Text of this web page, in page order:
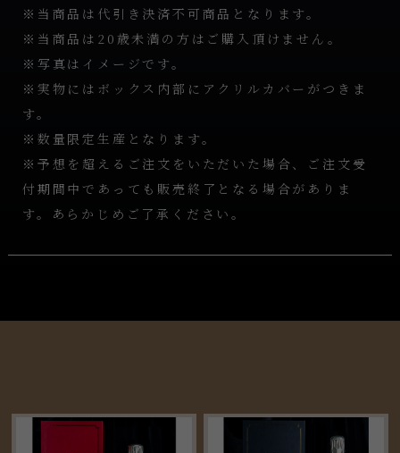
※当商品は代引き決済不可商品となります。
※当商品は20歳未満の方はご購入頂けません。
※写真はイメージです。
※実物にはボックス内部にアクリルカバーがつきま
す。
※数量限定生産となります。
※予想を超えるご注文をいただいた場合、ご注文受
付期間中であっても販売終了となる場合がありま
す。あらかじめご了承ください。